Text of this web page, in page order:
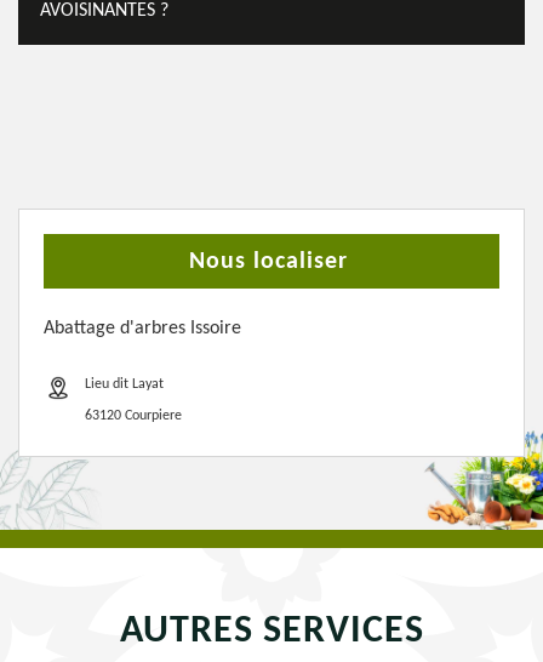
AVOISINANTES ?
Nous localiser
Abattage d'arbres Issoire
Lieu dit Layat
63120 Courpiere
AUTRES SERVICES